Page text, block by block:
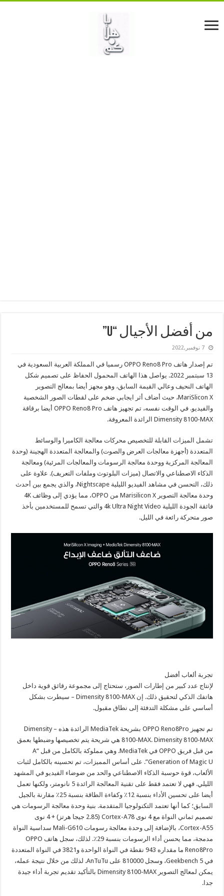
من أفضل الأجيال “U”
7 نوفمبر,2022
تم إصدار هاتف OPPO Reno8 Pro رسميا في المملكة العربية السعودية في
13 سبتمبر 2022. يواصل هذا الهاتف المحمول الحفاظ على تصميم شكل
الهاتف النحيف وعالي القيمة السابق، وهو مجهز أيضا بمعالج التصوير
MariSlicon X، حيث أضاف أثر ايجابي ضخم على لقطات الصور الشخصية
والفيديو. في الوقت نفسه، تم تجهيز هاتف OPPO Reno8 Pro أيضا برقاقة
Dimensity 8100-MAX الرائدة المعروفة.
تشمل الميزات القابلة للتخصيص محركات معالجة الكاميرا والوسائط
المتعددة (أجهزة معالجات العرض والصوت) والمعالجة المتعددة الهجينة (وحدة
المعالجة المركزية ووحدة معالجة الرسومات والمعالجات المرئية) ومعالجة
الذكاء الاصطناعي والاتصال (ميزات البلوتوث وملفات التعريف). علاوة على
ذلك، التحسن في مشاهد الفيديو الليلية Nightscape، والذي يجمع بين أحدث
وحدة معالجة التصوير Marisilicon X من OPPO، مما يؤدي إلى وظائف 4K
فائقة الجودة الليلية 4k Ultra Night Video والتي تسمح للمستخدمين بأخذ
صور متحركة رائعة في الليل.
تجربة ألعاب أفضل
لإنتاج عدد كبير من إطارات الصور، ستحتاج إلى مجموعة رقائق قوية داخل
هاتفك الذكي لتحقيق ذلك. إن Dimensity 8100-MAX – سيطرت بشكل
أساسي على مشكلة التدفئة إلى نطاق مقبول.
تم تجهيز OPPO Reno8Pro بشريحة MediaTek الرائدة هذه – Dimensity
8100-MAX. Dimensity 8100-MAX هي شريحة يتم تخصيصها وضبطها بعمق
من قبل فريق OPPO في MediaTek. وهي مملوكة بالكامل من قبل “A
Generation of Magic U”. على أساس المميزات، تم تحسينه بالكامل لثبات
الألعاب، قوة حوسبة الذكاء الاصطناعي والحد من ضوضاء الفيديو في المشهد
الليلي. فهي لا تعتمد فقط على تقنية المعالجة الرائدة 5 نانومتر، ولكنها تعمل
أيضا على تحسين الأداء بنسبة 12٪ وكفاءة الطاقة بنسبة 25٪ مقارنة بالجيل
السابق؛ كما أنها تعتمد التكنولوجيا المتقدمة. بنية وحدة معالجة الرسومات هي
تصميم ثماني النواة مع 4 نوى Cortex-A78 (2.85 جيجا هرتز) + 4 نوى
Cortex-A55، بالإضافة إلى وحدة معالجة رسومات Mali-G610 سداسية النواة
مدمجة، مما يحسن أداء الرسومات بنسبة 29٪. لذلك، سجل هاتف OPPO
Reno8Pro ما مقداره 943 نقطة في النواة الواحدة و3821 في النواة المتعددة
في Geekbench 5، وسجل 810000 على AnTuTu. لذلك من خلال نتيجة عمله،
يمكن لمعالج التصوير Dimensity 8100-MAX بالتأكيد تقديم تجربة أداء جيدة
جدا.